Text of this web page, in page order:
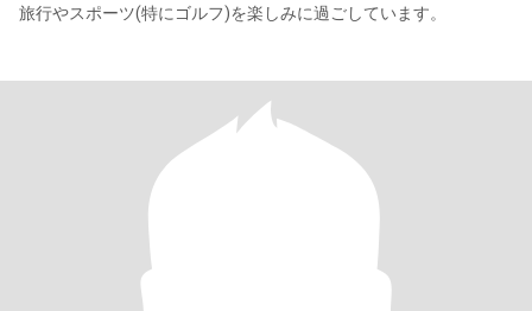
旅行やスポーツ(特にゴルフ)を楽しみに過ごしています。